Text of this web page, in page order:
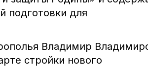
подготовки для
Владимир
стройки нового